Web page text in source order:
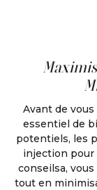
Avant de
essentiel de
potentiels, les
injection pour
conseilsa,
tout en